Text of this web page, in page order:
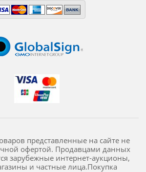
представленные на сайте не
офертой. Продавцами данных
зарубежные интернет-аукционы,
и частные лица.Покупка